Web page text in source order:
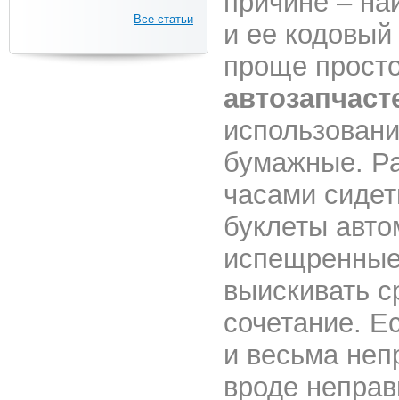
Все статьи
и ее
проще
бумажные.
часами
буклеты
выискивать
сочетание.
и весьма
вроде